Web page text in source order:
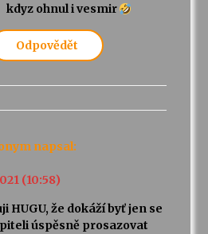
kdyz ohnul i vesmir
Odpovědět
napsal:
(10:58)
HUGU, že dokáží byť jen se
úspěsně prosazovat